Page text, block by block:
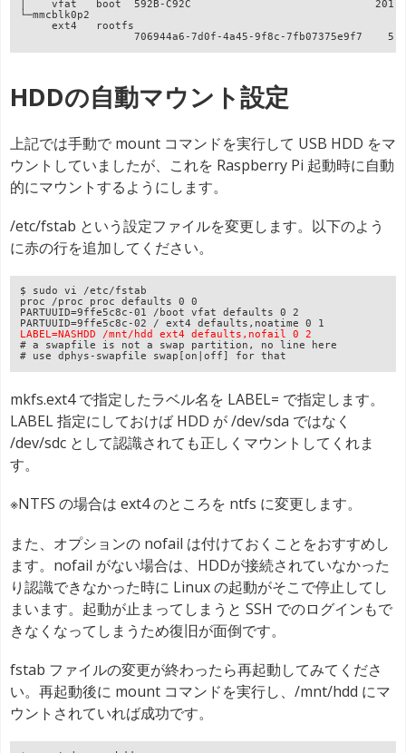
│    vfat   boot  592B-C92C
└─mmcblk0p2
     ext4   rootfs
HDDの自動マウント設定
上記では手動で mount コマンドを実行して USB HDD をマ
ウントしていましたが、これを Raspberry Pi 起動時に自動
的にマウントするようにします。
/etc/fstab という設定ファイルを変更します。以下のよう
に赤の行を追加してください。
$ sudo vi /etc/fstab
proc /proc proc defaults 0 0
PARTUUID=9ffe5c8c-01 /boot vfat defaults 0 2
LABEL=NASHDD /mnt/hdd ext4 defaults,nofail 0 2
# a swapfile is not a swap partition, no line here
# use dphys-swapfile swap[on|off] for that
mkfs.ext4 で指定したラベル名を LABEL= で指定します。
LABEL 指定にしておけば HDD が /dev/sda ではなく
/dev/sdc として認識されても正しくマウントしてくれま
す。
※NTFS の場合は ext4 のところを ntfs に変更します。
また、オプションの nofail は付けておくことをおすすめし
ます。nofail がない場合は、HDDが接続されていなかった
り認識できなかった時に Linux の起動がそこで停止してし
まいます。起動が止まってしまうと SSH でのログインもで
きなくなってしまうため復旧が面倒です。
fstab ファイルの変更が終わったら再起動してみてくださ
い。再起動後に mount コマンドを実行し、/mnt/hdd にマ
ウントされていれば成功です。